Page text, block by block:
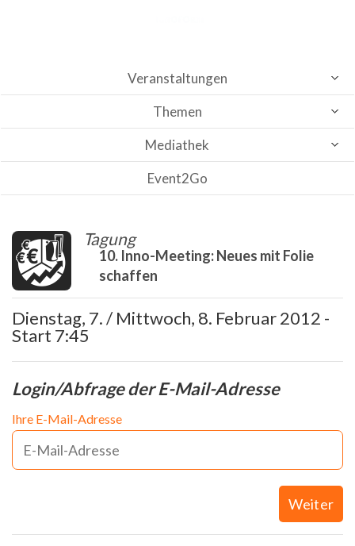
Veranstaltungen
Themen
Mediathek
Event2Go
Tagung
10. Inno-Meeting: Neues mit Folie
schaffen
Dienstag, 7. / Mittwoch, 8. Februar 2012 -
Start 7:45
Login/Abfrage der E-Mail-Adresse
Ihre E-Mail-Adresse
Weiter